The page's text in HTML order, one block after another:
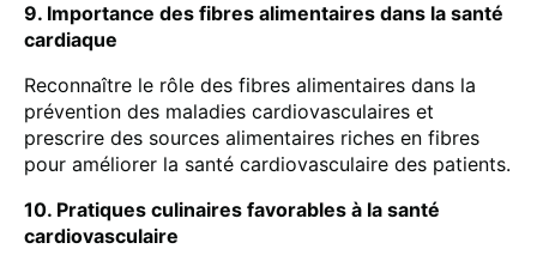
9. Importance des fibres alimentaires dans la santé
cardiaque
Reconnaître le rôle des fibres alimentaires dans la
prévention des maladies cardiovasculaires et
prescrire des sources alimentaires riches en fibres
pour améliorer la santé cardiovasculaire des patients.
10. Pratiques culinaires favorables à la santé
cardiovasculaire